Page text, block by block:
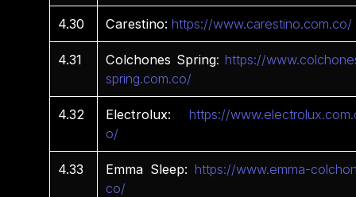
4.30 Carestino: https://www.carestino.com.co/
4.31 Colchones Spring:https://
spring.com.co/
4.32 Electrolux:
https://
o/
4.33 Emma Sleep:https://www.emma-
co/